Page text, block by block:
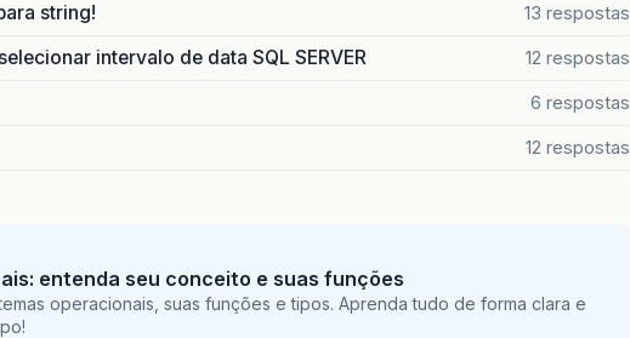
string! 13 respostas
intervalo de data SQL SERVER 12 respostas
6 respostas
12 respostas
entenda seu conceito e suas funções
operacionais, suas funções e tipos. Aprenda tudo de forma clara e